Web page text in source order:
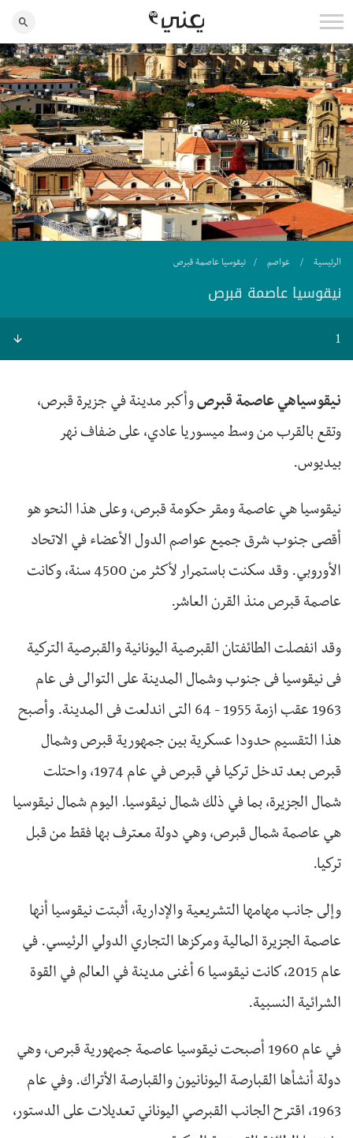
الرئيسية عواصم نيقوسيا عاصمة قبرص
نيقوسيا عاصمة قبرص
1
نيقوسياهي عاصمة قبرصوأكبر مدينة في جزيرة قبرص،
وتقع بالقرب من وسط ميسوريا عادي، على ضفاف نهر
بيديوس.
نيقوسيا هي عاصمة ومقر حكومة قبرص، وعلى هذا النحو هو
أقصى جنوب شرق جميع عواصم الدول الأعضاء في الاتحاد
الأوروبي. وقد سكنت باستمرار لأكثر من 4500 سنة، وكانت
عاصمة قبرص منذ القرن العاشر.
وقد انفصلت الطائفتان القبرصية اليونانية والقبرصية التركية
فى نيقوسيا فى جنوب وشمال المدينة على التوالى فى عام
1963 عقب ازمة 1955 - 64 التى اندلعت فى المدينة. وأصبح
هذا التقسيم حدودا عسكرية بين جمهورية قبرص وشمال
قبرص بعد تدخل تركيا في قبرص في عام 1974، واحتلت
شمال الجزيرة، بما في ذلك شمال نيقوسيا. اليوم شمال نيقوسيا
هي عاصمة شمال قبرص، وهي دولة معترف بها فقط من قبل
تركيا.
وإلى جانب مهامها التشريعية والإدارية، أثبتت نيقوسيا أنها
عاصمة الجزيرة المالية ومركزها التجاري الدولي الرئيسي. في
عام 2015، كانت نيقوسيا 6 أغنى مدينة في العالم في القوة
الشرائية النسبية.
في عام 1960 أصبحت نيقوسيا عاصمة جمهورية قبرص، وهي
دولة أنشأها القبارصة اليونانيون والقبارصة الأتراك. وفي عام
1963، اقترح الجانب القبرصي اليوناني تعديلات على الدستور،